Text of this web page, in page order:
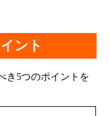
ント
き5つのポイントを